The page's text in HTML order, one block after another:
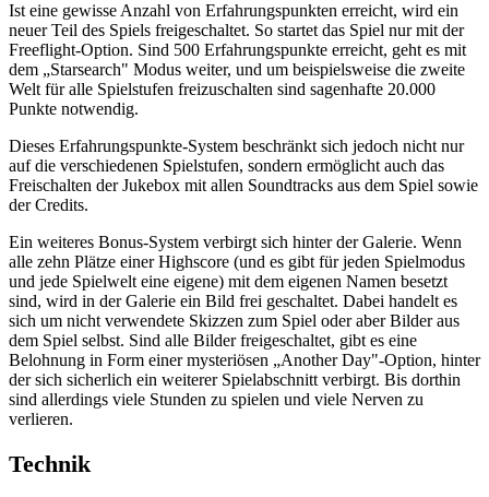
Ist eine gewisse Anzahl von Erfahrungspunkten erreicht, wird ein
neuer Teil des Spiels freigeschaltet. So startet das Spiel nur mit der
Freeflight-Option. Sind 500 Erfahrungspunkte erreicht, geht es mit
dem „Starsearch" Modus weiter, und um beispielsweise die zweite
Welt für alle Spielstufen freizuschalten sind sagenhafte 20.000
Punkte notwendig.
Dieses Erfahrungspunkte-System beschränkt sich jedoch nicht nur
auf die verschiedenen Spielstufen, sondern ermöglicht auch das
Freischalten der Jukebox mit allen Soundtracks aus dem Spiel sowie
der Credits.
Ein weiteres Bonus-System verbirgt sich hinter der Galerie. Wenn
alle zehn Plätze einer Highscore (und es gibt für jeden Spielmodus
und jede Spielwelt eine eigene) mit dem eigenen Namen besetzt
sind, wird in der Galerie ein Bild frei geschaltet. Dabei handelt es
sich um nicht verwendete Skizzen zum Spiel oder aber Bilder aus
dem Spiel selbst. Sind alle Bilder freigeschaltet, gibt es eine
Belohnung in Form einer mysteriösen „Another Day"-Option, hinter
der sich sicherlich ein weiterer Spielabschnitt verbirgt. Bis dorthin
sind allerdings viele Stunden zu spielen und viele Nerven zu
verlieren.
Technik